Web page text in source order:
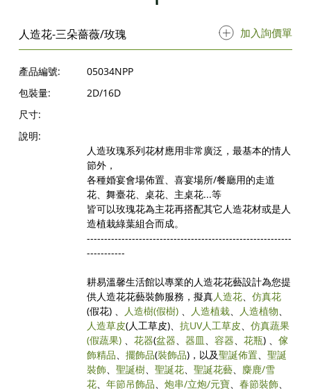
人造花-三朵薔薇/玫瑰 加入詢價單
產品編號:
05034NPP
包裝量:
2D/16D
尺寸:
說明:
人造玫瑰系列花材應用非常廣泛，最基本的情人
節外，
各種婚宴會場佈置、喜宴場所/餐廳用的走道
花、舞臺花、桌花、主桌花...等
皆可以玫瑰花為主花再搭配其它人造花材或是人
造植栽綠葉組合而成。
-----------------------------------------------------------
-----------
耕易溫馨生活館以專業的人造花花藝設計為您提
供人造花花藝裝飾服務，擬真人造花、仿真花
(假花) 、 人造樹(假樹) 、 人造植栽、 人造植物、
人造草皮(人工草皮)、抗UV人工草皮、仿真蔬果
(假蔬果) 、花器(盆器、器皿、容器、花瓶) 、傢
飾精品、擺飾品(裝飾品)，以及聖誕佈置、聖誕
裝飾、聖誕樹、聖誕花、聖誕花藝、 麋鹿/雪
花、年節吊飾品、炮串/立炮/元寶、春節裝飾、